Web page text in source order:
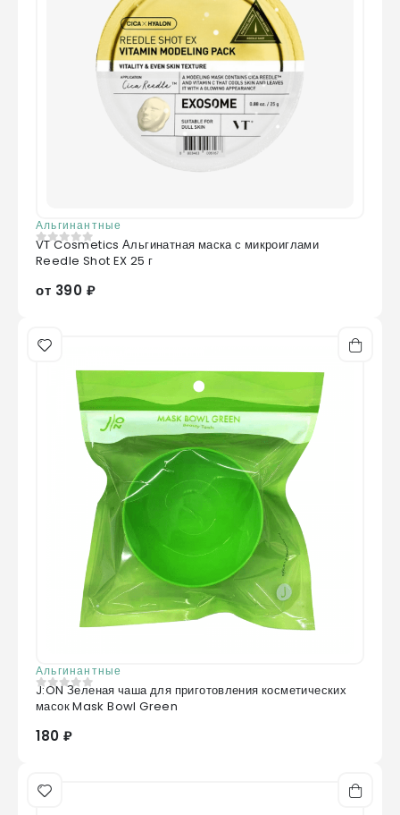
Альгинантные
0 из 5
VT Cosmetics Альгинатная маска с микроиглами
Reedle Shot EX 25 г
от 390 ₽
Альгинантные
0из 5
J:ON Зеленая чаша для приготовления косметических
масок Mask Bowl Green
180 ₽